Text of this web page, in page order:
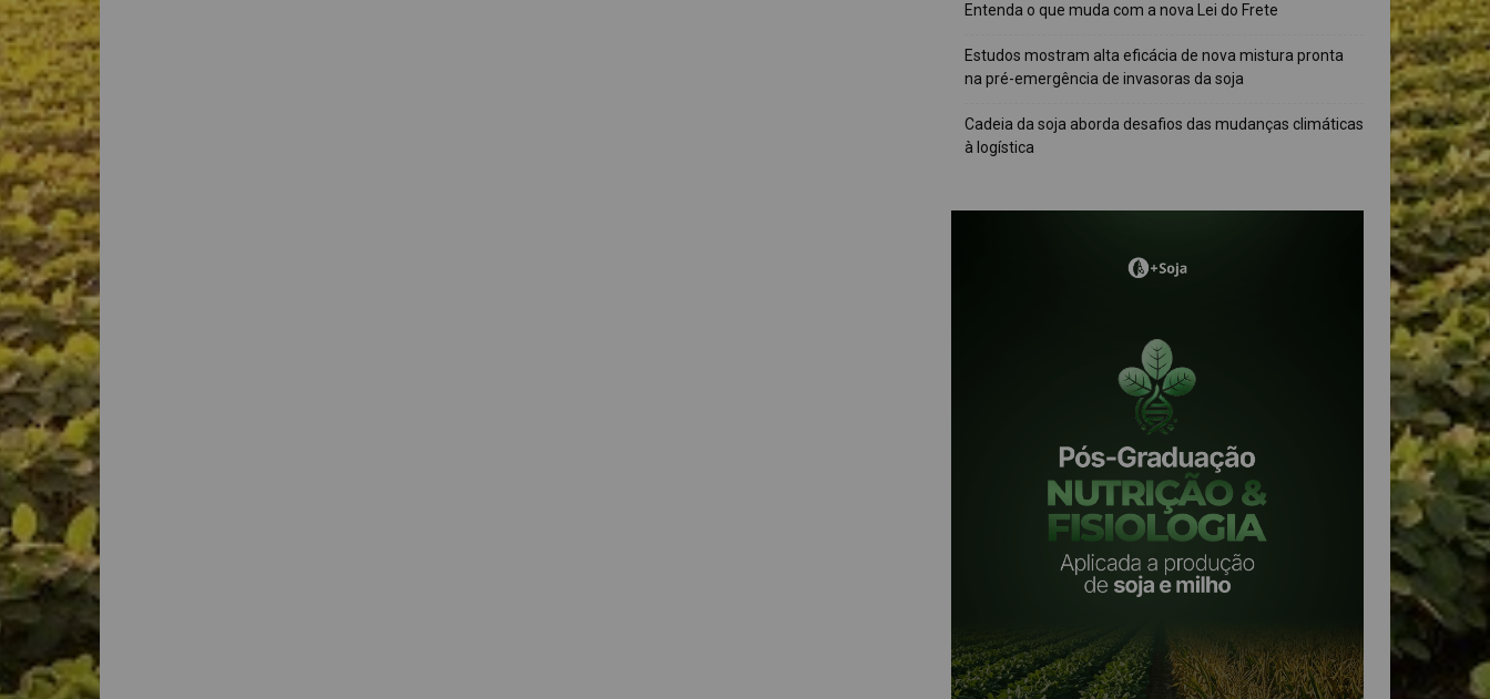
Entenda o que muda com a nova Lei do Frete
Estudos mostram alta eficácia de nova mistura pronta
na pré-emergência de invasoras da soja
Cadeia da soja aborda desafios das mudanças climáticas
à logística